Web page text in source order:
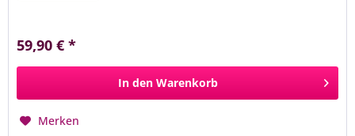
59,90 € *
In den Warenkorb
Merken